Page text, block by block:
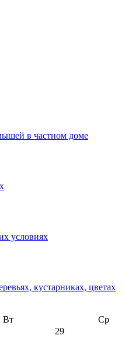
в частном доме
условиях
кустарниках, цветах
Вт
Ср
29